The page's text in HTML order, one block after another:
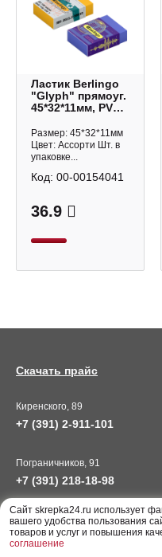
Ластик Berlingo
"Glyph" прямоуг.
45*32*11мм, PVC,
BLc_00S11
Размер: 45*32*11мм
Цвет: Ассорти Шт. в
упаковке...
36.9
Код: 00-00154041
Киренского, 89
+7 (391) 2-911-101
Пограничников, 91
+7 (391) 218-18-98
Скачать прайс
Cайт skrepka24.ru использует
вашего удобства пользования
товаров и услуг и повышения
соглашение